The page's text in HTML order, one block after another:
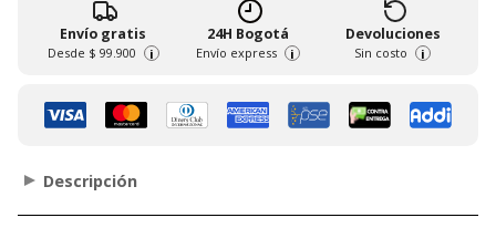
Envío gratis
Desde $ 99.900 i
24H Bogotá
Envío express i
Devoluciones
Sin costo i
Descripción